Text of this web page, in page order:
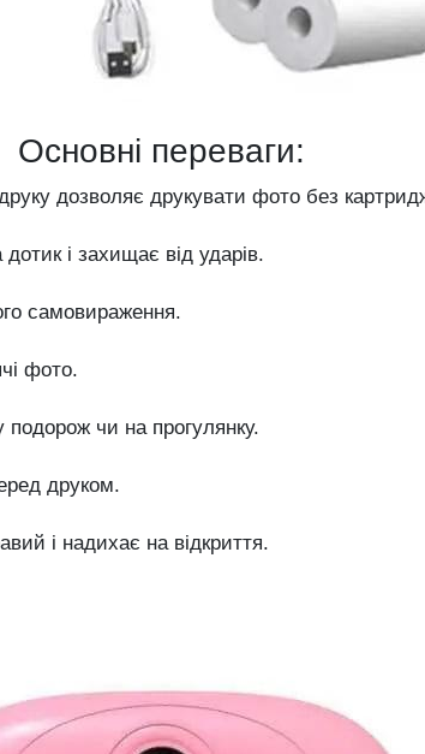
Основні переваги:
дозволяє друкувати фото без
і захищає від ударів.
самовираження.
фото.
чи на прогулянку.
друком.
і надихає на відкриття.